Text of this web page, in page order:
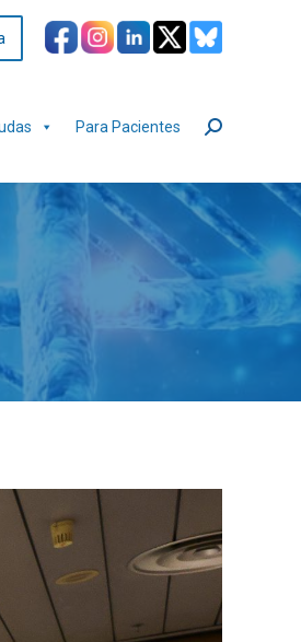
Para Pacientes Buscar: